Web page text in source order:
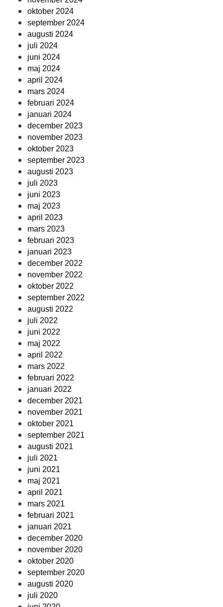
oktober 2024
september 2024
augusti 2024
juli 2024
juni 2024
maj 2024
april 2024
mars 2024
februari 2024
januari 2024
december 2023
november 2023
oktober 2023
september 2023
augusti 2023
juli 2023
juni 2023
maj 2023
april 2023
mars 2023
februari 2023
januari 2023
december 2022
november 2022
oktober 2022
september 2022
augusti 2022
juli 2022
juni 2022
maj 2022
april 2022
mars 2022
februari 2022
januari 2022
december 2021
november 2021
oktober 2021
september 2021
augusti 2021
juli 2021
juni 2021
maj 2021
april 2021
mars 2021
februari 2021
januari 2021
december 2020
november 2020
oktober 2020
september 2020
augusti 2020
juli 2020